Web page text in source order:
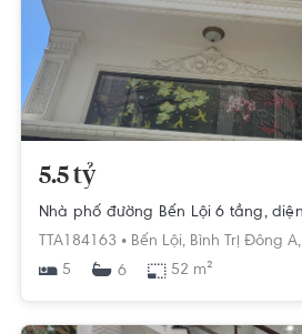
5.5 tỷ
TTA184163 • Bến Lội, Bình Trị Đông A,
5
6 52 m²